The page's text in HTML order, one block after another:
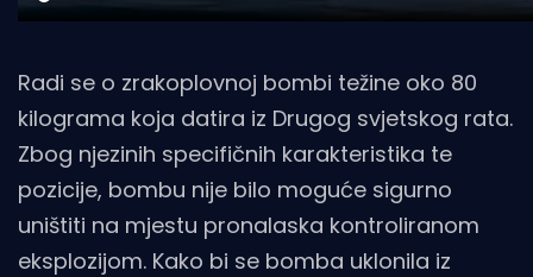
Radi se o zrakoplovnoj bombi težine oko 80
kilograma koja datira iz Drugog svjetskog rata.
Zbog njezinih specifičnih karakteristika te
pozicije, bombu nije bilo moguće sigurno
uništiti na mjestu pronalaska kontroliranom
eksplozijom. Kako bi se bomba uklonila iz